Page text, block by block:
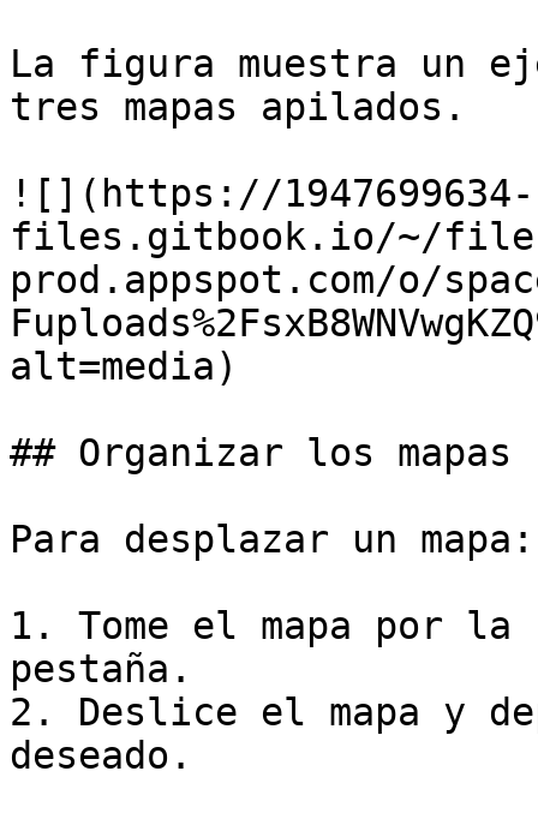
La figura muestra un
tres mapas apilados.
![](https://1947699634-
files.gitbook.io/~/
prod.appspot.com/o/
alt=media)
## Organizar los mapas
Para desplazar un mapa:
1. Tome el mapa por
pestaña.
2. Deslice el mapa y
deseado.